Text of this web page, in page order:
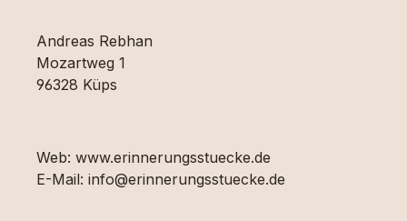
Andreas Rebhan
Mozartweg 1
96328 Küps
Web: www.erinnerungsstuecke.de
E-Mail: info@erinnerungsstuecke.de